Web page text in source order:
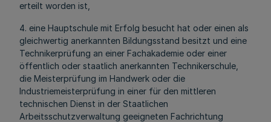
erteilt worden ist,
4. eine Hauptschule mit Erfolg besucht hat oder einen als
gleichwertig anerkannten Bildungsstand besitzt und eine
Technikerprüfung an einer Fachakademie oder einer
öffentlich oder staatlich anerkannten Technikerschule,
die Meisterprüfung im Handwerk oder die
Industriemeisterprüfung in einer für den mittleren
technischen Dienst in der Staatlichen
Arbeitsschutzverwaltung geeigneten Fachrichtung